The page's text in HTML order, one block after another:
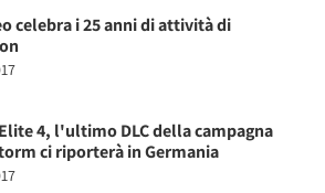
celebra i 25 anni di attività di
4, l'ultimo DLC della campagna
ci riporterà in Germania